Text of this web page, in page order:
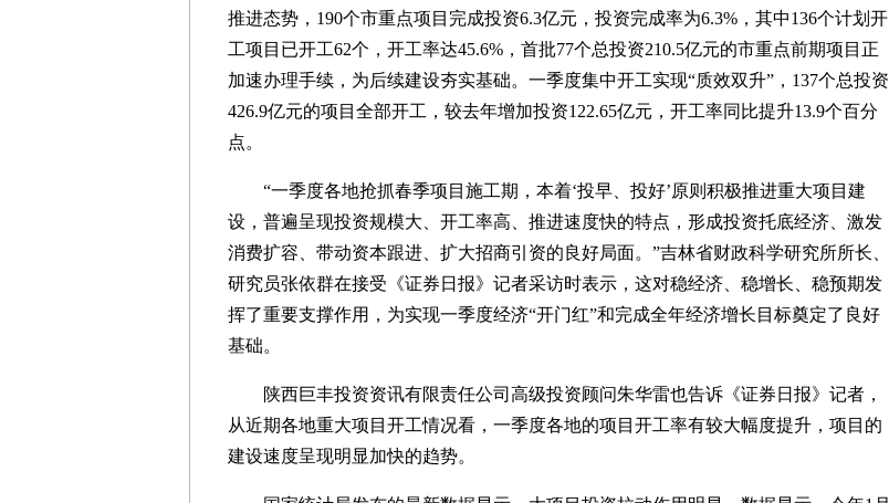
推进态势，190个市重点项目完成投资6.3亿元，投资完成率为6.3%，其中136个计划开
工项目已开工62个，开工率达45.6%，首批77个总投资210.5亿元的市重点前期项目正
加速办理手续，为后续建设夯实基础。一季度集中开工实现“质效双升”，137个总投资
426.9亿元的项目全部开工，较去年增加投资122.65亿元，开工率同比提升13.9个百分
点。
“一季度各地抢抓春季项目施工期，本着‘投早、投好’原则积极推进重大项目建
设，普遍呈现投资规模大、开工率高、推进速度快的特点，形成投资托底经济、激发
消费扩容、带动资本跟进、扩大招商引资的良好局面。”吉林省财政科学研究所所长、
研究员张依群在接受《证券日报》记者采访时表示，这对稳经济、稳增长、稳预期发
挥了重要支撑作用，为实现一季度经济“开门红”和完成全年经济增长目标奠定了良好
基础。
陕西巨丰投资资讯有限责任公司高级投资顾问朱华雷也告诉《证券日报》记者，
从近期各地重大项目开工情况看，一季度各地的项目开工率有较大幅度提升，项目的
建设速度呈现明显加快的趋势。